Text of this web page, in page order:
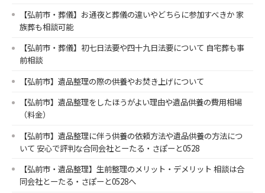
【弘前市・葬儀】お通夜と葬儀の違いやどちらに参加すべきか 家
族葬も相談可能
【弘前市・葬儀】初七日法要や四十九日法要について 自宅葬も事
前相談
【弘前市】遺品整理の際の供養やお焚き上げについて
【弘前市】遺品整理をしたほうがよい理由や遺品供養の費用相場
（料金）
【弘前市】遺品整理に伴う供養の依頼方法や遺品供養の方法につ
いて 安心で評判な合同会社とーたる・さぽーと0528
【弘前市・遺品整理】生前整理のメリット・デメリット 相談は合
同会社とーたる・さぽーと0528へ